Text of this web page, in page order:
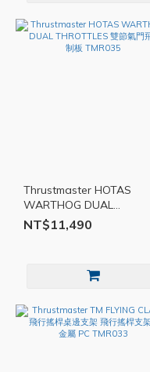
Thrustmaster HOTAS
WARTHOG DUAL
THROTTLES 雙節氣門飛行
控制板 TMR035
NT$11,490